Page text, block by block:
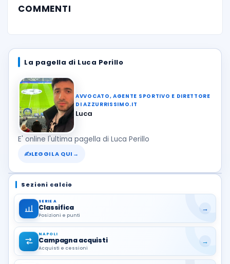
COMMENTI
La pagella di Luca Perillo
AVVOCATO, AGENTE SPORTIVO E DIRETTORE
DI AZZURRISSIMO.IT
Luca
E' online l'ultima pagella di Luca Perillo
✍LEGGILA QUI →
Sezioni calcio
SERIE A
Classifica
Posizioni e punti
→
NAPOLI
Campagna acquisti
Acquisti e cessioni
→